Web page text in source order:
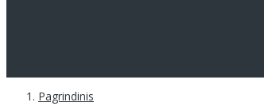
Pagrindinis